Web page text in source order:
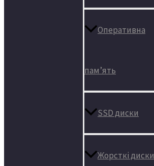
Оперативна
пам’ять
SSD диски
Жорсткі диски